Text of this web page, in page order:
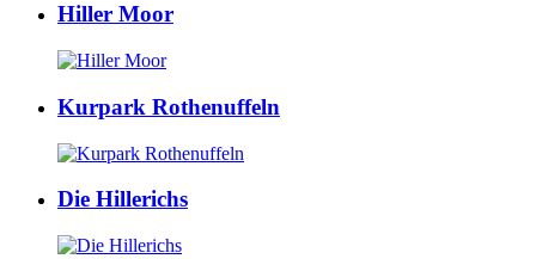
Hiller Moor
Kurpark Rothenuffeln
Die Hillerichs